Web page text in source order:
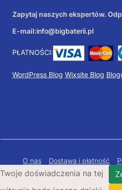
Zapytaj naszych ekspertów.
E-mail:info@bigbaterii.pl
PŁATNOŚCI:
WordPress Blog Wixsite Blog
O nas Dostawa i płatność
Polityka prywatności
Twoje doświadczenia na tej